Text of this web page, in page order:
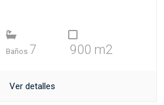
Baños 7 900 m2
Ver detalles